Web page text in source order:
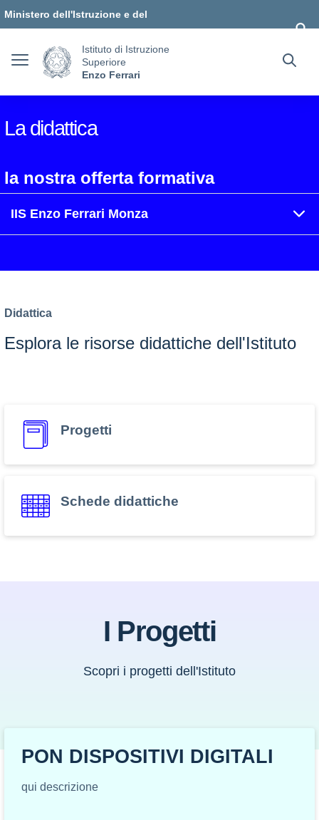
Ministero dell'Istruzione e del
Istituto di Istruzione
Superiore
Enzo Ferrari
La didattica
la nostra offerta formativa
IIS Enzo Ferrari Monza
Didattica
Esplora le risorse didattiche dell'Istituto
Progetti
Schede didattiche
I Progetti
Scopri i progetti dell'Istituto
PON DISPOSITIVI DIGITALI
qui descrizione